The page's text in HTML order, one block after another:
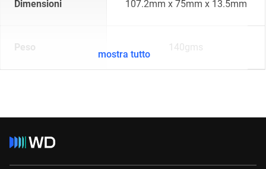
Dimensioni 107.2mm x 75mm x 13.5mm
Peso 140gms
mostra tutto